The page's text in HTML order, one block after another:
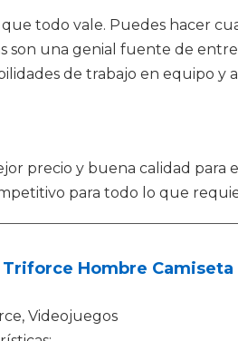
todo vale. Puedes hacer
son una genial fuente de
de trabajo en equipo y
precio y buena calidad para
para todo lo que
Hombre Camiseta
Videojuegos